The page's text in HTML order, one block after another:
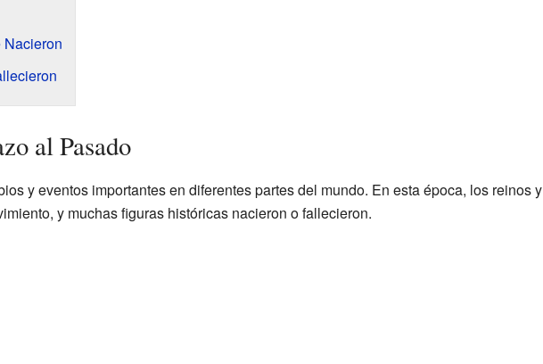
al Pasado
y eventos importantes en diferentes partes del mundo. En esta época, los reinos
y muchas figuras históricas nacieron o fallecieron.